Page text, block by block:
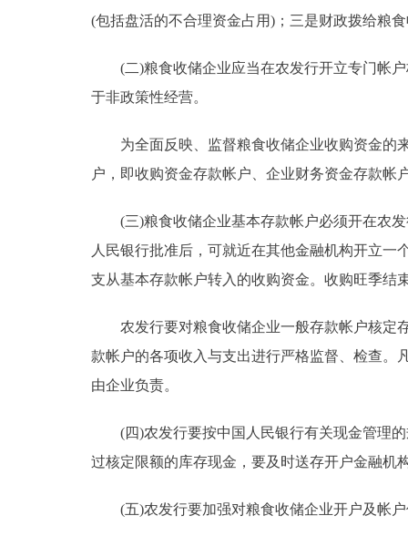
(包括盘活的不合理资金占用)；三是财政拨给粮
(二)粮食收储企业应当在农发行开立专门帐户
于非政策性经营。
为全面反映、监督粮食收储企业收购资金的来
户，即收购资金存款帐户、企业财务资金存款帐
(三)粮食收储企业基本存款帐户必须开在农发
人民银行批准后，可就近在其他金融机构开立
支从基本存款帐户转入的收购资金。收购旺季结
农发行要对粮食收储企业一般存款帐户核定存
款帐户的各项收入与支出进行严格监督、检查。
由企业负责。
(四)农发行要按中国人民银行有关现金管理的
过核定限额的库存现金，要及时送存开户金融机
(五)农发行要加强对粮食收储企业开户及帐户